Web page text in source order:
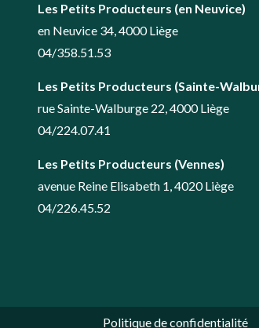
Les Petits Producteurs (en Neuvice)
en Neuvice 34, 4000 Liège
04/358.51.53
Les Petits Producteurs (Sainte-
rue Sainte-Walburge 22, 4000 Liège
04/224.07.41
Les Petits Producteurs (Vennes)
avenue Reine Elisabeth 1, 4020 Liège
04/226.45.52
Politique de confidentialité